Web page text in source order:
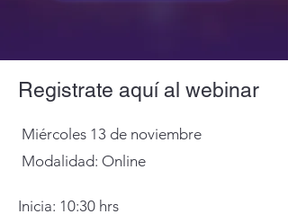
Registrate aquí al webinar
Miércoles 13 de noviembre
Modalidad: Online
Inicia: 10:30 hrs